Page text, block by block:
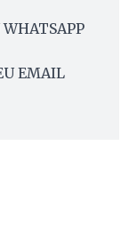
WHATSAPP
EMAIL